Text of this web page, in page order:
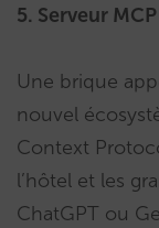
5. Serveur
Une brique
nouvel
Context
l’hôtel et les
ChatGPT ou